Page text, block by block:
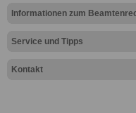
Informationen zum
Service und Tipps
Kontakt